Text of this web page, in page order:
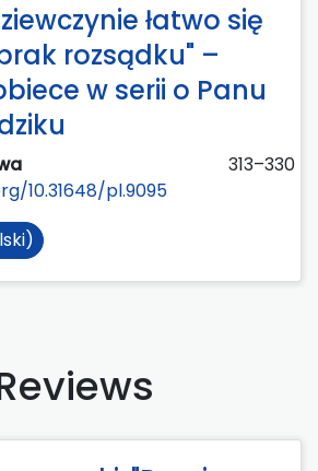
łatwo się
rozsądku" –
w serii o Panu
313–330
10.31648/pl.9095